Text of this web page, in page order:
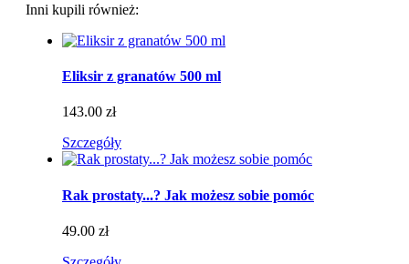
Inni kupili również:
Eliksir z granatów 500 ml
143.00 zł
Szczegóły
Rak prostaty...? Jak możesz sobie pomóc
49.00 zł